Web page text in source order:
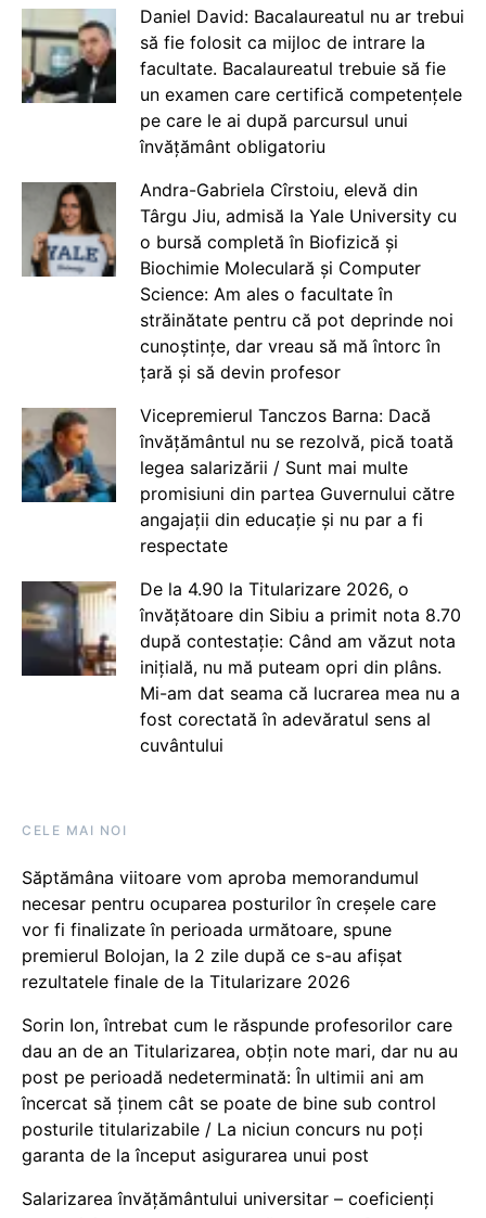
Daniel David: Bacalaureatul nu ar trebui
să fie folosit ca mijloc de intrare la
facultate. Bacalaureatul trebuie să fie
un examen care certifică competențele
pe care le ai după parcursul unui
învățământ obligatoriu
Andra-Gabriela Cîrstoiu, elevă din
Târgu Jiu, admisă la Yale University cu
o bursă completă în Biofizică și
Biochimie Moleculară și Computer
Science: Am ales o facultate în
străinătate pentru că pot deprinde noi
cunoștințe, dar vreau să mă întorc în
țară și să devin profesor
Vicepremierul Tanczos Barna: Dacă
învățământul nu se rezolvă, pică toată
legea salarizării / Sunt mai multe
promisiuni din partea Guvernului către
angajații din educație și nu par a fi
respectate
De la 4.90 la Titularizare 2026, o
învățătoare din Sibiu a primit nota 8.70
după contestație: Când am văzut nota
inițială, nu mă puteam opri din plâns.
Mi-am dat seama că lucrarea mea nu a
fost corectată în adevăratul sens al
cuvântului
CELE MAI NOI
Săptămâna viitoare vom aproba memorandumul
necesar pentru ocuparea posturilor în creșele care
vor fi finalizate în perioada următoare, spune
premierul Bolojan, la 2 zile după ce s-au afișat
rezultatele finale de la Titularizare 2026
Sorin Ion, întrebat cum le răspunde profesorilor care
dau an de an Titularizarea, obțin note mari, dar nu au
post pe perioadă nedeterminată: În ultimii ani am
încercat să ținem cât se poate de bine sub control
posturile titularizabile / La niciun concurs nu poți
garanta de la început asigurarea unui post
Salarizarea învățământului universitar – coeficienți